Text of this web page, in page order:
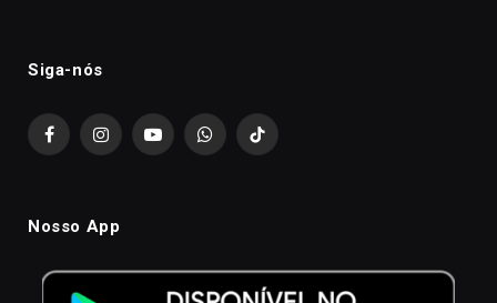
Siga-nós
FacebookInstagramYouTubeWhatsAppTikTok
Nosso App